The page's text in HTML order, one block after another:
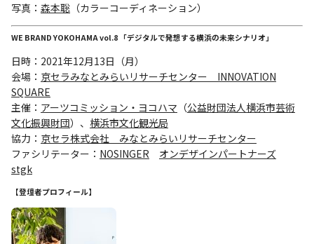
写真： 森本聡 （カラーコーディネーション）
WE BRAND YOKOHAMA vol.8 「デジタルで発想する横浜の未来シナリオ」
日時：2021年12月13日（月）
会場： 京セラみなとみらいリサーチセンター INNOVATION
SQUARE
主催： アーツコミッション・ヨコハマ （公益財団法人横浜市芸術
文化振興財団）、 横浜市文化観光局
協力： 京セラ株式会社 みなとみらいリサーチセンター
ファシリテーター： NOSINGER
オンデザインパートナーズ
stgk
【登壇者プロフィール】